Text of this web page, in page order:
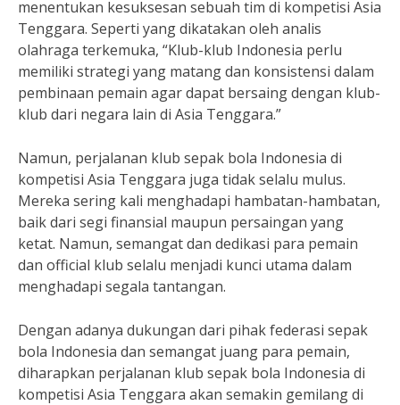
menentukan kesuksesan sebuah tim di kompetisi Asia
Tenggara. Seperti yang dikatakan oleh analis
olahraga terkemuka, “Klub-klub Indonesia perlu
memiliki strategi yang matang dan konsistensi dalam
pembinaan pemain agar dapat bersaing dengan klub-
klub dari negara lain di Asia Tenggara.”
Namun, perjalanan klub sepak bola Indonesia di
kompetisi Asia Tenggara juga tidak selalu mulus.
Mereka sering kali menghadapi hambatan-hambatan,
baik dari segi finansial maupun persaingan yang
ketat. Namun, semangat dan dedikasi para pemain
dan official klub selalu menjadi kunci utama dalam
menghadapi segala tantangan.
Dengan adanya dukungan dari pihak federasi sepak
bola Indonesia dan semangat juang para pemain,
diharapkan perjalanan klub sepak bola Indonesia di
kompetisi Asia Tenggara akan semakin gemilang di